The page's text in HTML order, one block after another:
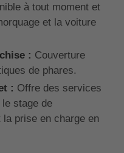
à tout moment et
et la voiture
: Couverture
de phares.
: Offre des services
stage de
prise en charge en